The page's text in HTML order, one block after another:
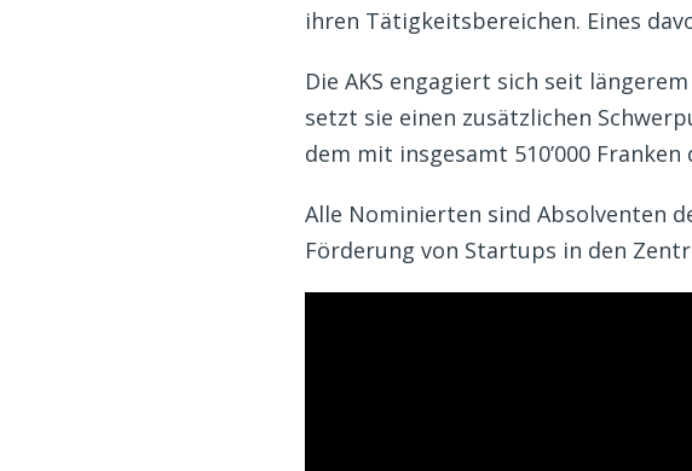
ihren Tätigkeitsbereichen. Eines
Die AKS engagiert sich seit
setzt sie einen zusätzlichen
dem mit insgesamt 510’000
Alle Nominierten sind Absolventen
Förderung von Startups in den